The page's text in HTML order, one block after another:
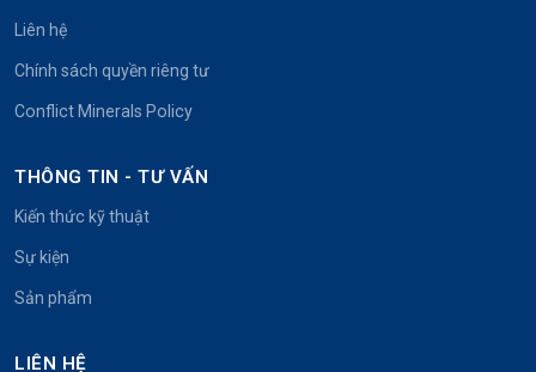
Liên hệ
Chính sách quyền riêng tư
Conflict Minerals Policy
THÔNG TIN - TƯ VẤN
Kiến thức kỹ thuật
Sự kiện
Sản phẩm
LIÊN HỆ